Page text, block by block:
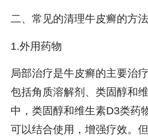
二、常见的清理牛皮癣的方法
1.外用药物
局部治疗是牛皮癣的主要治
包括角质溶解剂、类固醇和
中，类固醇和维生素D3类药
可以结合使用，增强疗效。